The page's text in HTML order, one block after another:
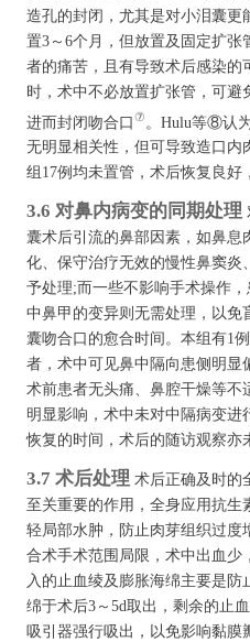
造孔的封闭，尤其是对小泪囊更
置3～6个月，但放置及固定扩
者的痛苦，且有导致术后感染的
时，术中不必放置扩张管，可
进而封闭吻合口 ⑦ 。Hulu等⑧认
无明显相关性，但可导致造口内
组17例均未置管，术后恢复良好
3.6 对鼻内病变的同期处理
囊术后引流的鼻部因素，如鼻
化、保守治疗无效的慢性鼻窦炎
予处理;而一些不影响手术操作
中鼻甲的变异则无需处理，以免
囊吻合口的愈合时间。本组有1
者，术中可见鼻中隔向患侧明显
术前患者无头痛、鼻腔干燥等不
明显影响，术中未对中隔病变
恢复的时间，术后的随访观察亦
3.7 术后处理 术后正确及时的
至关重要的作用，全身应用抗
轻局部水肿，防止肉芽组织过度
合术手术范围局限，术中出血少
入的止血绫及膨胀海绵主要是
绵于术后3～5d取出，剩余的止
吸引器强行吸出，以免影响黏膜